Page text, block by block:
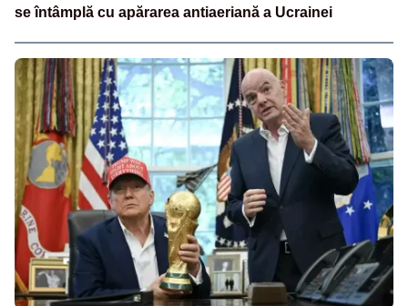
se întâmplă cu apărarea antiaeriană a Ucrainei